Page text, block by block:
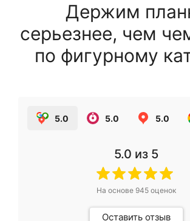
Держим
серьезнее, чем
по фигурному
5.0 5.0 5.0
5.0 из 5
На основе 945оценок
Оставить отзыв